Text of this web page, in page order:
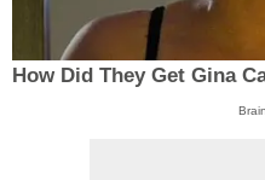
How Did They Get Gina